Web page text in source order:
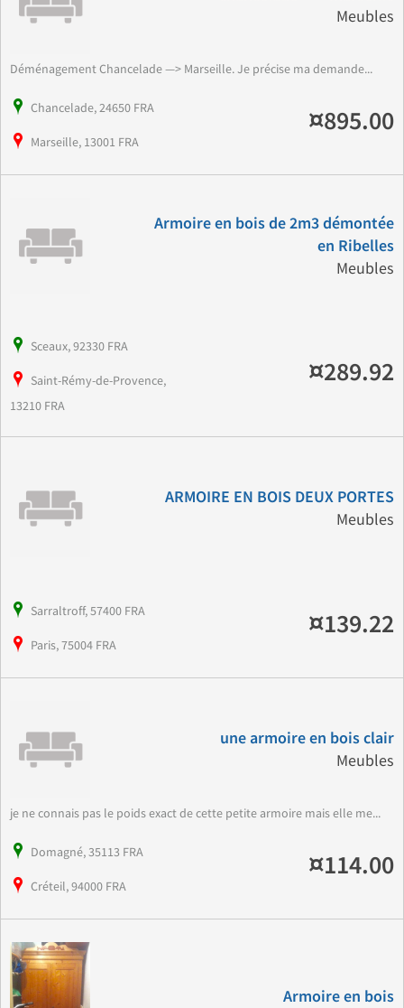
Meubles
Déménagement Chancelade —> Marseille. Je précise ma demande...
Chancelade, 24650 FRA
Marseille, 13001 FRA
¤895.00
Armoire en bois de 2m3 démontée
en Ribelles
Meubles
Sceaux, 92330 FRA
Saint-Rémy-de-Provence,
13210 FRA
¤289.92
ARMOIRE EN BOIS DEUX PORTES
Meubles
Sarraltroff, 57400 FRA
Paris, 75004 FRA
¤139.22
une armoire en bois clair
Meubles
je ne connais pas le poids exact de cette petite armoire mais elle me...
Domagné, 35113 FRA
Créteil, 94000 FRA
¤114.00
Armoire en bois